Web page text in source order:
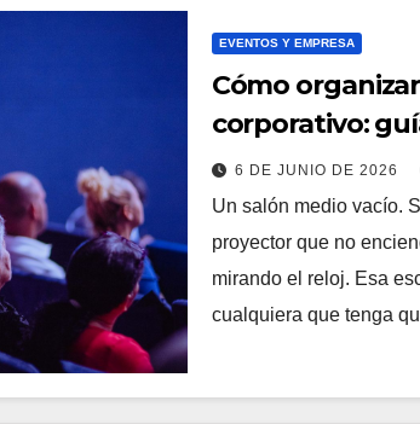
EVENTOS Y EMPRESA
Cómo
corporativo:
6 DE JUNIO DE 2026
Un salón medio vacío.
proyector que no
mirando el reloj. Esa
cualquiera que tenga